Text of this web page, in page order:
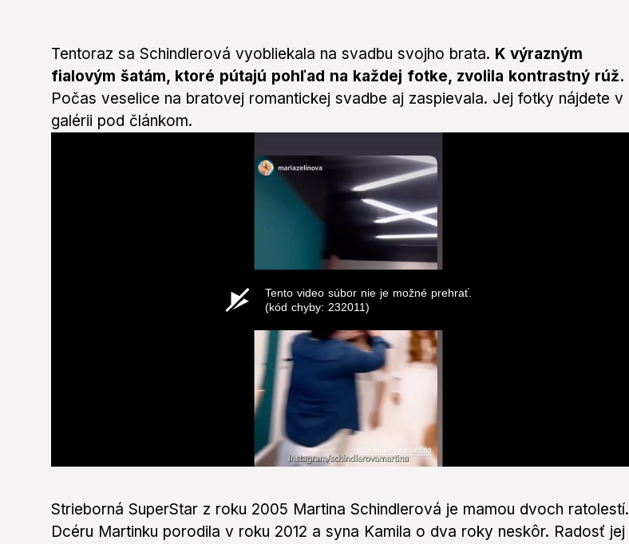
Tentoraz sa Schindlerová vyobliekala na svadbu svojho brata. K výrazným
fialovým šatám, ktoré pútajú pohľad na každej fotke, zvolila kontrastný rúž.
Počas veselice na bratovej romantickej svadbe aj zaspievala. Jej fotky nájdete v
galérii pod článkom.
0
seconds
Volume
0%
Tento video súbor nie je možné prehrať.
(kód chyby: 232011)
Strieborná SuperStar z roku 2005 Martina Schindlerová je mamou dvoch ratolestí.
Dcéru Martinku porodila v roku 2012 a syna Kamila o dva roky neskôr. Radosť jej